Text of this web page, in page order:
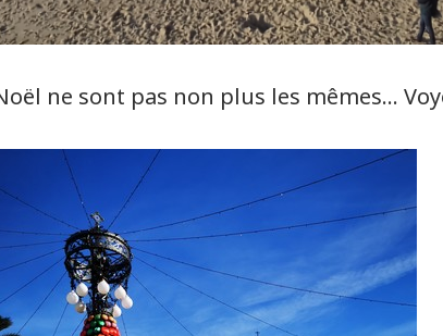
ne sont pas non plus les mêmes…